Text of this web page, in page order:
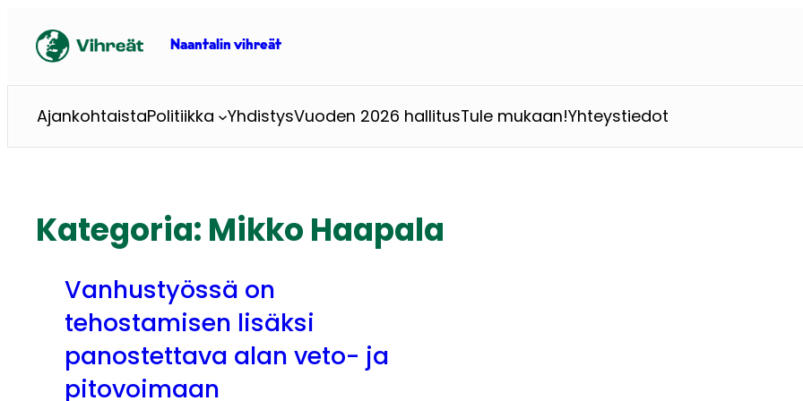
sisältöön
Naantalin vihreät
AjankohtaistaPolitiikka YhdistysVuoden 2026 hallitusTule mukaan!Yhteystiedot
Kategoria: Mikko Haapala
Vanhustyössä on
tehostamisen lisäksi
panostettava alan veto- ja
pitovoimaan